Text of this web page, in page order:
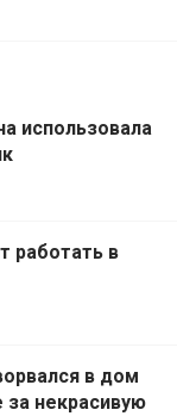
использовала
работать в
в дом
некрасивую